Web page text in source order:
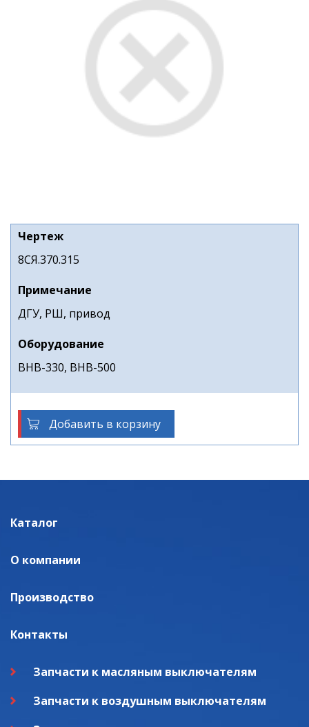
Чертеж
8СЯ.370.315
Примечание
ДГУ, РШ, привод
Оборудование
ВНВ-330, ВНВ-500
Добавить в корзину
Каталог
О компании
Производство
Контакты
Запчасти к масляным выключателям
Запчасти к воздушным выключателям